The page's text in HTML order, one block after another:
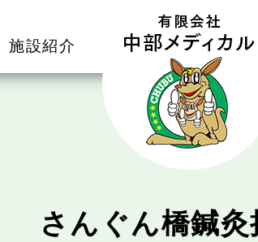
施設紹介
さんぐん橋鍼灸